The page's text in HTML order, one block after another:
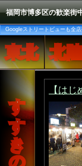
Googleストリートビューも全
東北 北
すすきの